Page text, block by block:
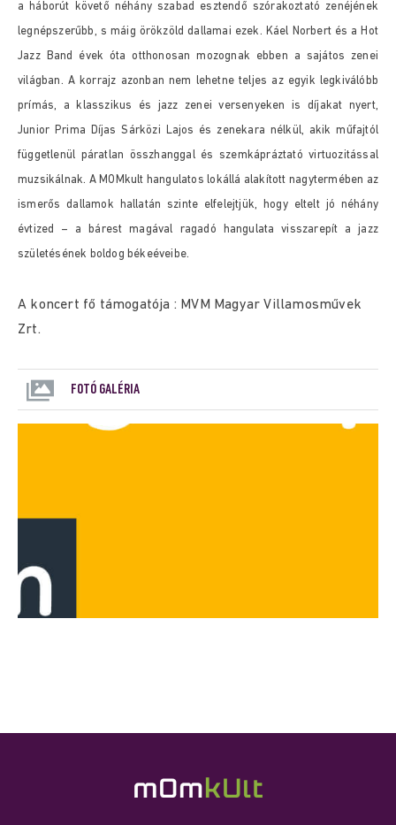
a háborút követő néhány szabad esztendő szórakoztató zenéjének
legnépszerűbb, s máig örökzöld dallamai ezek. Káel Norbert és a Hot
Jazz Band évek óta otthonosan mozognak ebben a sajátos zenei
világban. A korrajz azonban nem lehetne teljes az egyik legkiválóbb
prímás, a klasszikus és jazz zenei versenyeken is díjakat nyert,
Junior Prima Díjas Sárközi Lajos és zenekara nélkül, akik műfajtól
függetlenül páratlan összhanggal és szemkápráztató virtuozitással
muzsikálnak. A MOMkult hangulatos lokállá alakított nagytermében az
ismerős dallamok hallatán szinte elfelejtjük, hogy eltelt jó néhány
évtized – a bárest magával ragadó hangulata visszarepít a jazz
születésének boldog békeéveibe.
A koncert fő támogatója : MVM Magyar Villamosművek
Zrt.
FOTÓ GALÉRIA